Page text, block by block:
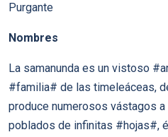
Purgante
Nombres
La samanunda es un vistoso
#familia# de las timeleáceas,
produce numerosos vástagos
poblados de infinitas #hojas#,